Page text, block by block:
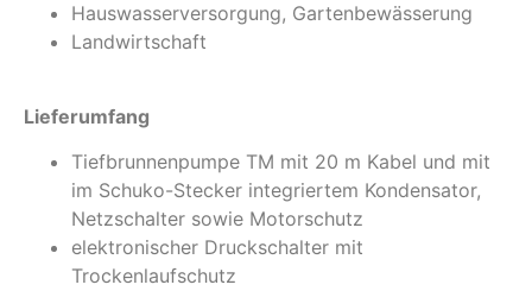
Hauswasserversorgung, Gartenbewässerung
Landwirtschaft
Lieferumfang
Tiefbrunnenpumpe TM mit 20 m Kabel und mit
im Schuko-Stecker integriertem Kondensator,
Netzschalter sowie Motorschutz
elektronischer Druckschalter mit
Trockenlaufschutz